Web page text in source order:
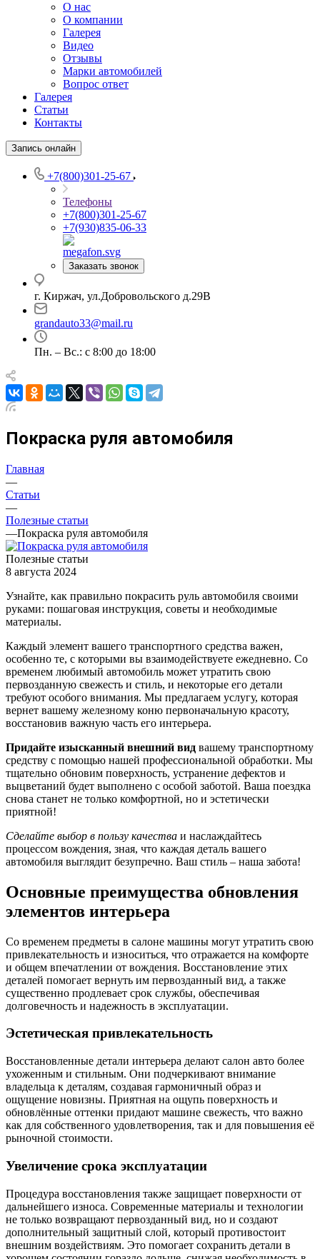
О нас
О компании
Галерея
Видео
Отзывы
Марки автомобилей
Вопрос ответ
Галерея
Статьи
Контакты
Запись онлайн
+7(800)301-25-67
Телефоны
+7(800)301-25-67
+7(930)835-06-33
Заказать звонок
г. Киржач, ул.Добровольского д.29В
grandauto33@mail.ru
Пн. – Вс.: с 8:00 до 18:00
Покраска руля автомобиля
Главная
—
Статьи
—
Полезные статьи
—Покраска руля автомобиля
Полезные статьи
8 августа 2024
Узнайте, как правильно покрасить руль автомобиля своими
руками: пошаговая инструкция, советы и необходимые
материалы.
Каждый элемент вашего транспортного средства важен,
особенно те, с которыми вы взаимодействуете ежедневно. Со
временем любимый автомобиль может утратить свою
первозданную свежесть и стиль, и некоторые его детали
требуют особого внимания. Мы предлагаем услугу, которая
вернет вашему железному коню первоначальную красоту,
восстановив важную часть его интерьера.
Придайте изысканный внешний вид вашему транспортному
средству с помощью нашей профессиональной обработки. Мы
тщательно обновим поверхность, устранение дефектов и
выцветаний будет выполнено с особой заботой. Ваша поездка
снова станет не только комфортной, но и эстетически
приятной!
Сделайте выбор в пользу качества и наслаждайтесь
процессом вождения, зная, что каждая деталь вашего
автомобиля выглядит безупречно. Ваш стиль – наша забота!
Основные преимущества обновления
элементов интерьера
Со временем предметы в салоне машины могут утратить свою
привлекательность и износиться, что отражается на комфорте
и общем впечатлении от вождения. Восстановление этих
деталей помогает вернуть им первозданный вид, а также
существенно продлевает срок службы, обеспечивая
долговечность и надежность в эксплуатации.
Эстетическая привлекательность
Восстановленные детали интерьера делают салон авто более
ухоженным и стильным. Они подчеркивают внимание
владельца к деталям, создавая гармоничный образ и
ощущение новизны. Приятная на ощупь поверхность и
обновлённые оттенки придают машине свежесть, что важно
как для собственного удовлетворения, так и для повышения её
рыночной стоимости.
Увеличение срока эксплуатации
Процедура восстановления также защищает поверхности от
дальнейшего износа. Современные материалы и технологии
не только возвращают первозданный вид, но и создают
дополнительный защитный слой, который противостоит
внешним воздействиям. Это помогает сохранить детали в